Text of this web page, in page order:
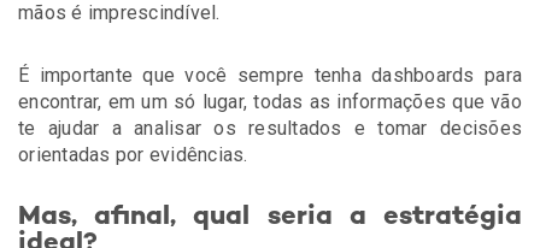
mãos é imprescindível.
É importante que você sempre tenha dashboards para
encontrar, em um só lugar, todas as informações que vão
te ajudar a analisar os resultados e tomar decisões
orientadas por evidências.
Mas, afinal, qual seria a estratégia